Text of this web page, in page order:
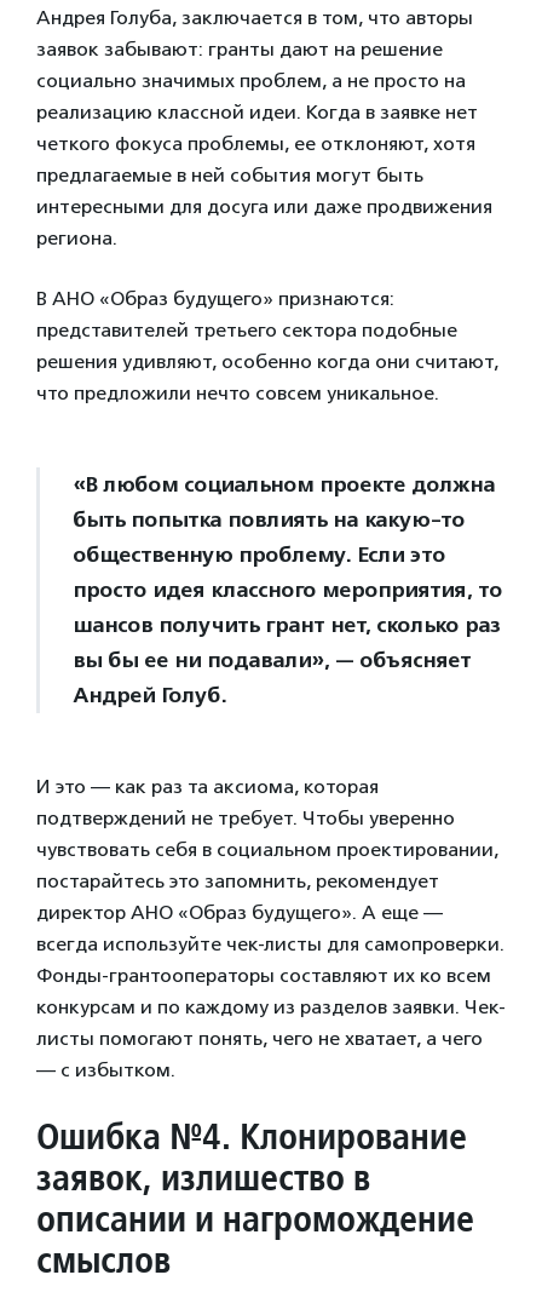
Андрея Голуба, заключается в том, что авторы
заявок забывают: гранты дают на решение
социально значимых проблем, а не просто на
реализацию классной идеи. Когда в заявке нет
четкого фокуса проблемы, ее отклоняют, хотя
предлагаемые в ней события могут быть
интересными для досуга или даже продвижения
региона.
В АНО «Образ будущего» признаются:
представителей третьего сектора подобные
решения удивляют, особенно когда они считают,
что предложили нечто совсем уникальное.
«В любом социальном проекте должна
быть попытка повлиять на какую-то
общественную проблему. Если это
просто идея классного мероприятия, то
шансов получить грант нет, сколько раз
вы бы ее ни подавали», — объясняет
Андрей Голуб.
И это — как раз та аксиома, которая
подтверждений не требует. Чтобы уверенно
чувствовать себя в социальном проектировании,
постарайтесь это запомнить, рекомендует
директор АНО «Образ будущего». А еще —
всегда используйте чек-листы для самопроверки.
Фонды-грантооператоры составляют их ко всем
конкурсам и по каждому из разделов заявки. Чек-
листы помогают понять, чего не хватает, а чего
— с избытком.
Ошибка №4. Клонирование
заявок, излишество в
описании и нагромождение
смыслов